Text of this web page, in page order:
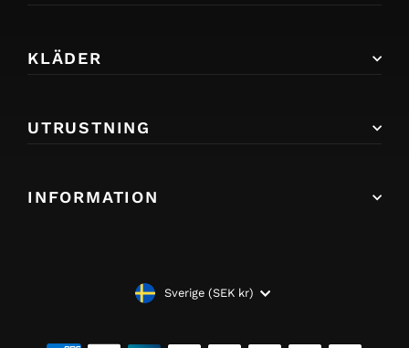
KLÄDER
UTRUSTNING
INFORMATION
VALUTASverige (SEK kr)